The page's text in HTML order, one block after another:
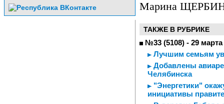
Марина
ТАКЖЕ В РУБРИКЕ
№33 (5108) - 29 марта
Лучшим семьям
Добавлены
Челябинска
"Энергетики"
инициативы